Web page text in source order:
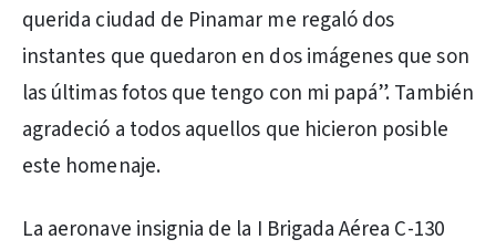
querida ciudad de Pinamar me regaló dos
instantes que quedaron en dos imágenes que son
las últimas fotos que tengo con mi papá”. También
agradeció a todos aquellos que hicieron posible
este homenaje.
La aeronave insignia de la I Brigada Aérea C-130